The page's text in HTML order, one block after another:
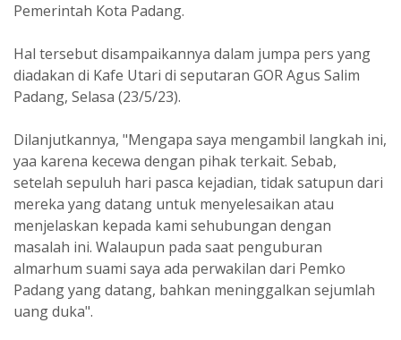
Pemerintah Kota Padang.
Hal tersebut disampaikannya dalam jumpa pers yang
diadakan di Kafe Utari di seputaran GOR Agus Salim
Padang, Selasa (23/5/23).
Dilanjutkannya, "Mengapa saya mengambil langkah ini,
yaa karena kecewa dengan pihak terkait. Sebab,
setelah sepuluh hari pasca kejadian, tidak satupun dari
mereka yang datang untuk menyelesaikan atau
menjelaskan kepada kami sehubungan dengan
masalah ini. Walaupun pada saat penguburan
almarhum suami saya ada perwakilan dari Pemko
Padang yang datang, bahkan meninggalkan sejumlah
uang duka".